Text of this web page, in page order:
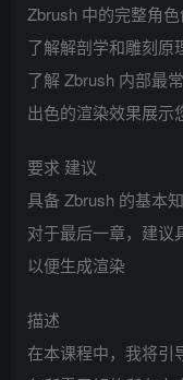
Zbrush 中的完整角
了解解剖学和雕刻原
了解 Zbrush 内部最
出色的渲染效果展示
要求 建议
具备 Zbrush 的基本
对于最后一章，建议
以便生成渲染
描述
在本课程中，我将引